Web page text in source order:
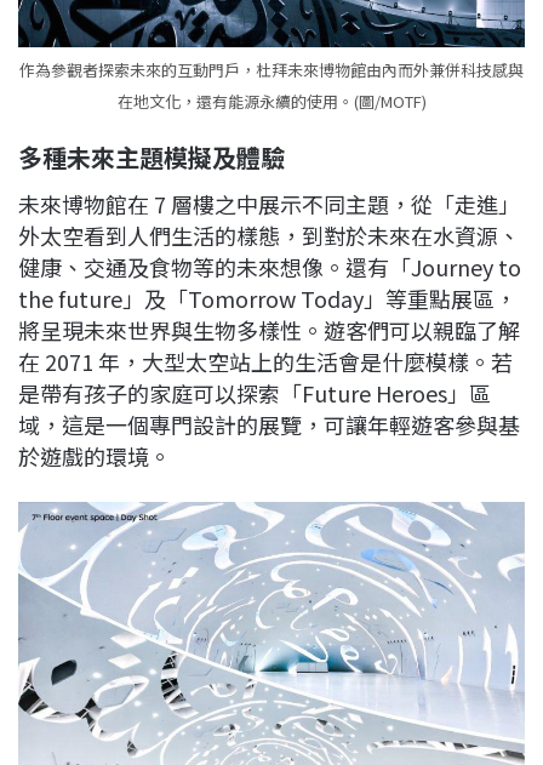
作為參觀者探索未來的互動門戶，杜拜未來博物館由內而外兼併科技感與
在地文化，還有能源永續的使用。(圖/MOTF)
多種未來主題模擬及體驗
未來博物館在 7 層樓之中展示不同主題，從「走進」
外太空看到人們生活的樣態，到對於未來在水資源、
健康、交通及食物等的未來想像。還有「Journey to
the future」及「Tomorrow Today」等重點展區，
將呈現未來世界與生物多樣性。遊客們可以親臨了解
在 2071 年，大型太空站上的生活會是什麼模樣。若
是帶有孩子的家庭可以探索「Future Heroes」區
域，這是一個專門設計的展覽，可讓年輕遊客參與基
於遊戲的環境。